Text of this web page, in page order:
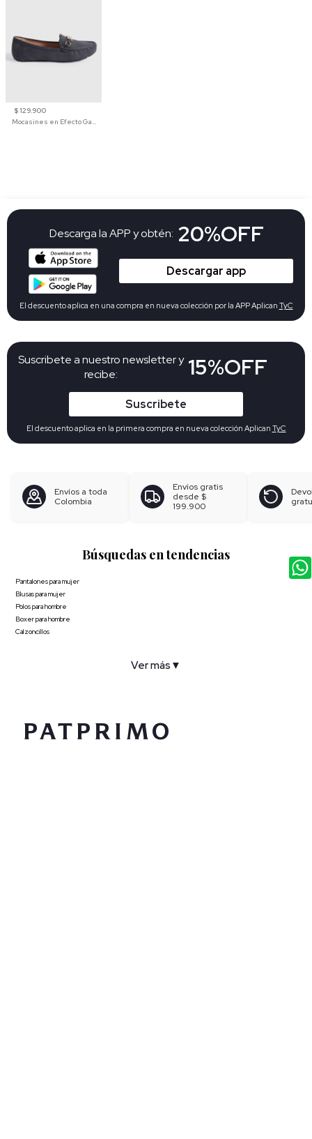
$ 129.900
Suscribete a nuestro newsletter y
recibe:
15%OFF
Suscribete
El descuento aplica en la primera compra en nueva colección Aplican TyC
Descarga la APP y obtén: 20%OFF
Descargar app
El descuento aplica en una compra en nueva colección por la APP Aplican TyC
Envíos a toda
Colombia
Envíos gratis
desde $
199.900
Búsquedas en tendencias
Pantalones para mujer
Blusas para mujer
Polos para hombre
Boxer para hombre
Calzoncillos
Ver más ▼